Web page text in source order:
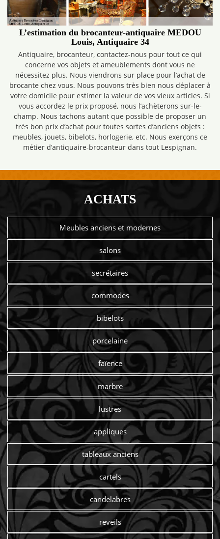
L’estimation du brocanteur-antiquaire MEDOU
Louis, Antiquaire 34
Antiquaire, brocanteur, contactez-nous pour tout ce qui
concerne vos objets et ameublements dont vous ne
nécessitez plus. Nous viendrons sur place pour l’achat de
brocante chez vous. Nous pouvons très bien nous déplacer à
votre domicile pour estimer la valeur de vos vieux articles. Si
vous accordez le prix proposé, nous l’achèterons sur-le-
champ. Nous tachons autant que possible de proposer un
très bon prix d’achat pour toutes sortes d’anciens objets :
meubles, jouets, bibelots, horlogerie, etc. Nous exerçons ce
métier d’antiquaire-brocanteur dans tout Lespignan.
ACHATS
Meubles anciens et modernes
salons
secrétaires
commodes
bibelots
porcelaine
faïence
marbre
lustres
appliques
tableaux anciens
cartels
candelabres
reveils